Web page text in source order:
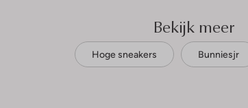
Bekijk meer
Hoge sneakers Bunniesjr